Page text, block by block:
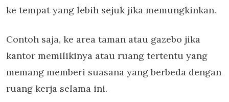
ke tempat yang lebih sejuk jika memungkinkan.
Contoh saja, ke area taman atau gazebo jika
kantor memilikinya atau ruang tertentu yang
memang memberi suasana yang berbeda dengan
ruang kerja selama ini.